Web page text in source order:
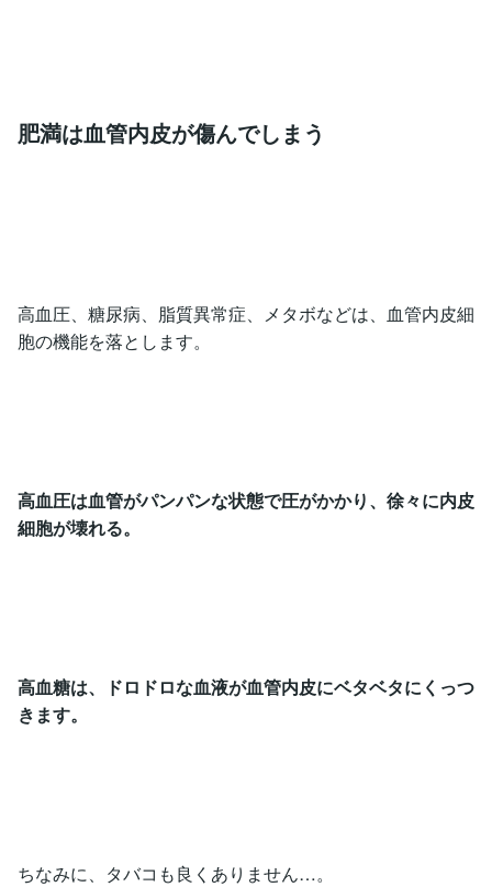
肥満は血管内皮が傷んでしまう
高血圧、糖尿病、脂質異常症、メタボなどは、血管内皮細
胞の機能を落とします。
高血圧は血管がパンパンな状態で圧がかかり、徐々に内皮
細胞が壊れる。
高血糖は、ドロドロな血液が血管内皮にベタベタにくっつ
きます。
ちなみに、タバコも良くありません…。